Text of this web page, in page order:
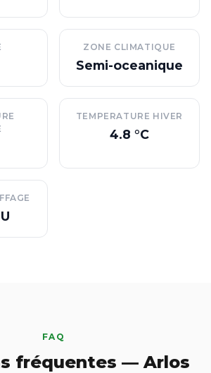
ZONE CLIMATIQUE
Semi-oceanique
TEMPERATURE HIVER
4.8 °C
FAQ
fréquentes — Arlos